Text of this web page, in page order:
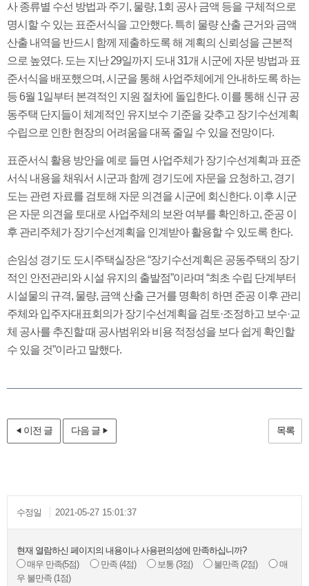
사 종류별 수선 방법과 주기, 물량, 1회 공사 금액 등을 구체적으로
명시할 수 있는 표준서식을 고안했다. 특히 물량 산출 근거와 금액
산출 내역을 반드시 함께 제출하도록 해 계획의 신뢰성을 근본적
으로 높였다. 도는 지난 29일까지 도내 31개 시군에 자문 방법과 표
준서식을 배포했으며, 시군을 통해 사업주체에게 안내하도록 하는
등 6월 1일부터 본격적인 지원 절차에 돌입한다. 이를 통해 신규 공
동주택 단지들이 체계적인 유지보수 기준을 갖추고 장기수선계획
수립으로 인한 현장의 어려움을 대폭 줄일 수 있을 전망이다.
표준서식 활용 방안을 예로 들면 사업주체가 장기수선계획과 표준
서식 내용을 채워서 시군과 함께 경기도에 자문을 요청하고, 경기
도는 관련 자료를 검토해 자문 의견을 시군에 회신한다. 이후 시군
은 자문 의견을 토대로 사업주체의 보완 여부를 확인하고, 준공 이
후 관리주체가 장기수선계획을 인계받아 활용할 수 있도록 한다.
손임성 경기도 도시주택실장은 “장기수선계획은 공동주택의 장기
적인 안전관리와 시설 유지의 출발점”이라며 “최초 수립 단계부터
시설물의 규격, 물량, 금액 산출 근거를 명확히 하면 준공 이후 관리
주체와 입주자대표회의가 장기수선계획을 검토·조정하고 보수·교
체 공사를 추진할 때 공사범위와 비용 적정성을 보다 쉽게 확인할
수 있을 것”이라고 말했다.
이전 글 다음 글 목록
수정일 2021-05-27 15:01:37
현재 열람하신 페이지의 내용이나 사용편의성에 만족하십니까?
매우 만족(5점) 만족 (4점) 보통 (3점) 불만족 (2점)
매
우 불만족 (1점)